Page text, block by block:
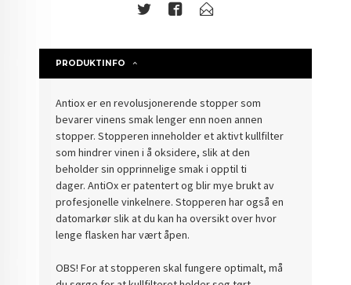
PRODUKTINFO
Antiox er en revolusjonerende stopper som
bevarer vinens smak lenger enn noen annen
stopper. Stopperen inneholder et aktivt kullfilter
som hindrer vinen i å oksidere, slik at den
beholder sin opprinnelige smak i opptil ti
dager. AntiOx er patentert og blir mye brukt av
profesjonelle vinkelnere. Stopperen har også en
datomarkør slik at du kan ha oversikt over hvor
lenge flasken har vært åpen.
OBS! For at stopperen skal fungere optimalt, må